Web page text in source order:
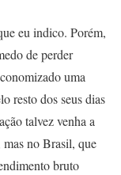
eu indico. Porém,
de perder
uma
resto dos seus dias
talvez venha a
no Brasil, que
bruto